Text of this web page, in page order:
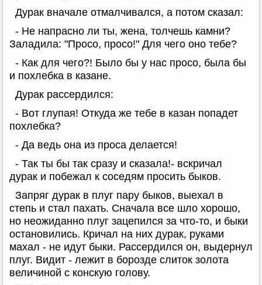
Дурак вначале отмалчивался, а потом сказал:
- Не напрасно ли ты, жена, толчешь камни?
Заладила: "Просо, просо!" Для чего оно тебе?
- Как для чего?! Было бы у нас просо, была бы
и похлебка в казане.
Дурак рассердился:
- Вот глупая! Откуда же тебе в казан попадет
похлебка?
- Да ведь она из проса делается!
- Так ты бы так сразу и сказала!- вскричал
дурак и побежал к соседям просить быков.
Запряг дурак в плуг пару быков, выехал в
степь и стал пахать. Сначала все шло хорошо,
но неожиданно плуг зацепился за что-то, и быки
остановились. Кричал на них дурак, руками
махал - не идут быки. Рассердился он, выдернул
плуг. Видит - лежит в борозде слиток золота
величиной с конскую голову.